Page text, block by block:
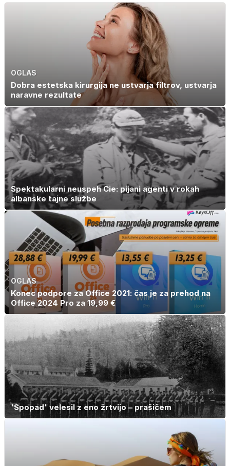
OGLAS
Dobra estetska kirurgija ne ustvarja filtrov, ustvarja
naravne rezultate
Spektakularni neuspeh Cie: pijani agenti v rokah
albanske tajne službe
OGLAS
Konec podpore za Office 2021: čas je za prehod na
Office 2024 Pro za 19,99 €
'Spopad' velesil z eno žrtvijo – prašičem